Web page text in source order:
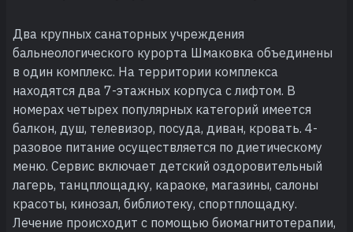
Два крупных санаторных учреждения
бальнеологического курорта Шмаковка объединены
в один комплекс. На территории комплекса
находятся два 7-этажных корпуса с лифтом. В
номерах четырех популярных категорий имеется
балкон, душ, телевизор, посуда, диван, кровать. 4-
разовое питание осуществляется по диетическому
меню. Сервис включает детский оздоровительный
лагерь, танцплощадку, караоке, магазины, салоны
красоты, кинозал, библиотеку, спортплощадку.
Лечение происходит с помощью биомагнитотерапии,